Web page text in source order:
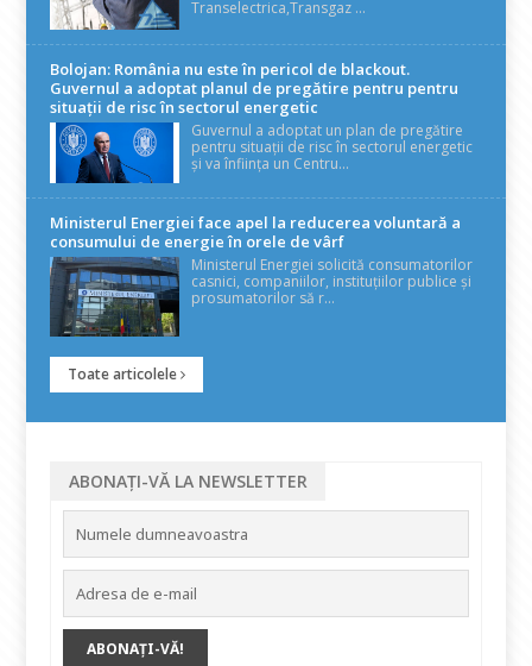
Transelectrica,Transgaz ...
Bolojan: România nu este în pericol de blackout.
Guvernul a adoptat planul de pregătire pentru pentru
situații de risc în sectorul energetic
Guvernul a adoptat un plan de pregătire
pentru situații de risc în sectorul energetic
și va înființa un Centru...
Ministerul Energiei face apel la reducerea voluntară a
consumului de energie în orele de vârf
Ministerul Energiei solicită consumatorilor
casnici, companiilor, instituțiilor publice și
prosumatorilor să r...
Toate articolele
ABONAȚI-VĂ LA NEWSLETTER